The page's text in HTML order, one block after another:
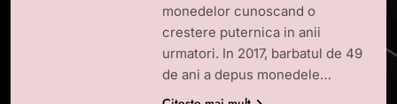
monedelor cunoscand o
crestere puternica in anii
urmatori. In 2017, barbatul de 49
de ani a depus monedele…